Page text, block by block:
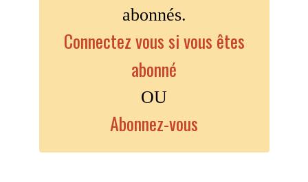
abonnés.
Connectez vous si vous êtes
abonné
OU
Abonnez-vous